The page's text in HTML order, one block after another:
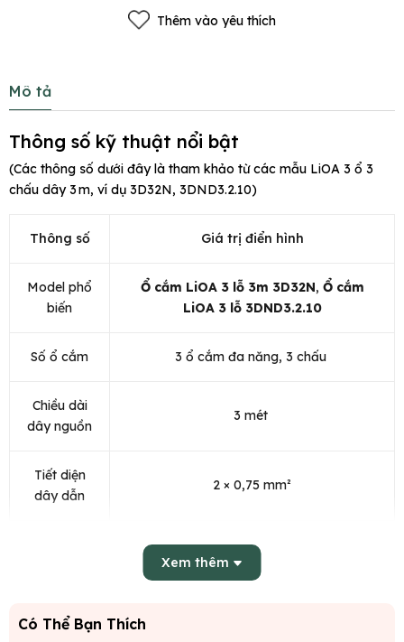
Thêm vào yêu thích
Mô tả
Thông số kỹ thuật nổi bật
(Các thông số dưới đây là tham khảo từ các mẫu LiOA 3 ổ 3
chấu dây 3 m, ví dụ 3D32N, 3DND3.2.10)
Thông số Giá trị điển hình
Model phổ
biến
Ổ cắm LiOA 3 lỗ 3m 3D32N, Ổ cắm
LiOA 3 lỗ 3DND3.2.10
Số ổ cắm 3 ổ cắm đa năng, 3 chấu
Chiều dài
dây nguồn
3 mét
Tiết diện
dây dẫn
2 × 0,75 mm²
2 lõi (một sống dòng, một trung tính)
tối đa /
Dòng tối đa
Xem thêm
Có Thể Bạn Thích